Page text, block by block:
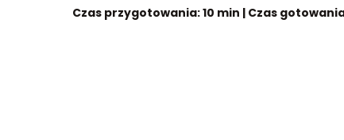
Czas przygotowania: 10 min | Czas